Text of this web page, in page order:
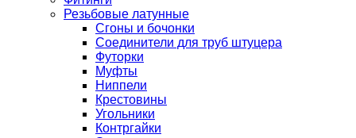
Резьбовые латунные
Сгоны и бочонки
Соединители для труб штуцера
Футорки
Муфты
Ниппели
Крестовины
Угольники
Контргайки